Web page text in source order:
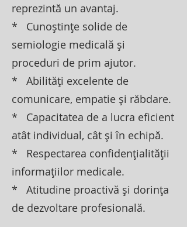
reprezintă un avantaj.
* Cunoștințe solide de
semiologie medicală și
proceduri de prim ajutor.
* Abilități excelente de
comunicare, empatie și răbdare.
* Capacitatea de a lucra eficient
atât individual, cât și în echipă.
* Respectarea confidențialității
informațiilor medicale.
* Atitudine proactivă și dorința
de dezvoltare profesională.